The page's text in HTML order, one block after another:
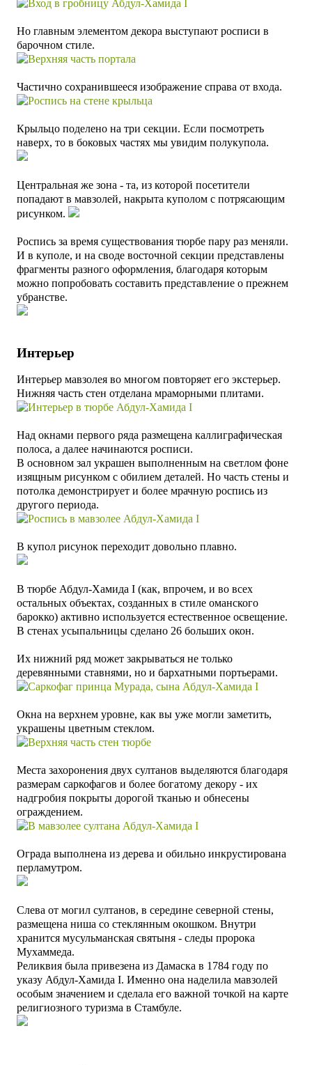
Но главным элементом декора выступают росписи в
барочном стиле.
Частично сохранившееся изображение справа от входа.
Крыльцо поделено на три секции. Если посмотреть
наверх, то в боковых частях мы увидим полукупола.
Центральная же зона - та, из которой посетители
попадают в мавзолей, накрыта куполом с потрясающим
рисунком.
Роспись за время существования тюрбе пару раз меняли.
И в куполе, и на своде восточной секции представлены
фрагменты разного оформления, благодаря которым
можно попробовать составить представление о прежнем
убранстве.
Интерьер
Интерьер мавзолея во многом повторяет его экстерьер.
Нижняя часть стен отделана мраморными плитами.
Над окнами первого ряда размещена каллиграфическая
полоса, а далее начинаются росписи.
В основном зал украшен выполненным на светлом фоне
изящным рисунком с обилием деталей. Но часть стены и
потолка демонстрирует и более мрачную роспись из
другого периода.
В купол рисунок переходит довольно плавно.
В тюрбе Абдул-Хамида I (как, впрочем, и во всех
остальных объектах, созданных в стиле оманского
барокко) активно используется естественное освещение.
В стенах усыпальницы сделано 26 больших окон.
Их нижний ряд может закрываться не только
деревянными ставнями, но и бархатными портьерами.
Окна на верхнем уровне, как вы уже могли заметить,
украшены цветным стеклом.
Места захоронения двух султанов выделяются благодаря
размерам саркофагов и более богатому декору - их
надгробия покрыты дорогой тканью и обнесены
ограждением.
Ограда выполнена из дерева и обильно инкрустирована
перламутром.
Слева от могил султанов, в середине северной стены,
размещена ниша со стеклянным окошком. Внутри
хранится мусульманская святыня - следы пророка
Мухаммеда.
Реликвия была привезена из Дамаска в 1784 году по
указу Абдул-Хамида I. Именно она наделила мавзолей
особым значением и сделала его важной точкой на карте
религиозного туризма в Стамбуле.